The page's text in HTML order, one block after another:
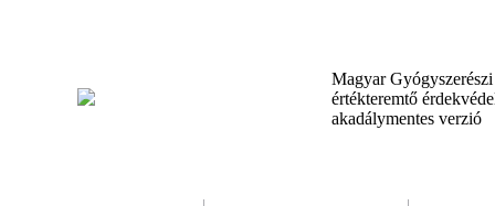
Magyar
értékteremtő
akadálymentes verzió